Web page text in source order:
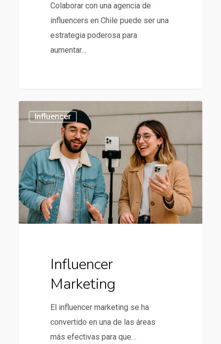
Colaborar con una agencia de
influencers en Chile puede ser una
estrategia poderosa para
aumentar…
Marketing
Influencer
Influencer
Marketing
El influencer marketing se ha
convertido en una de las áreas
más efectivas para que…
434